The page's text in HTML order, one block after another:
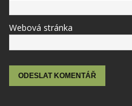
Webová stránka